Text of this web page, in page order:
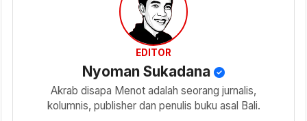
EDITOR
Nyoman Sukadana
Akrab disapa Menot adalah seorang jurnalis,
kolumnis, publisher dan penulis buku asal Bali.